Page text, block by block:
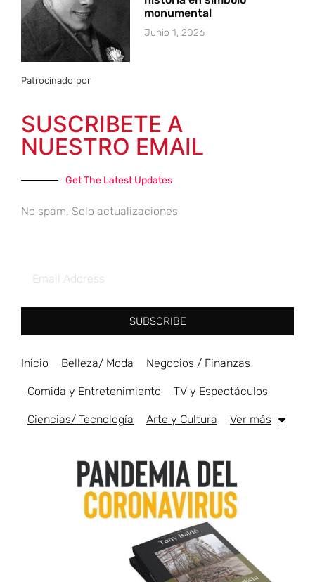
monumental
Junio 1, 2026
Patrocinado por
SUSCRIBETE A
NUESTRO EMAIL
Get The Latest Updates
No spam, Solo actualizaciones
SUBSCRIBE
Inicio Belleza/ Moda Negocios / Finanzas
Comida y Entretenimiento TV y Espectáculos
Ciencias/ Tecnología Arte y Cultura Ver más